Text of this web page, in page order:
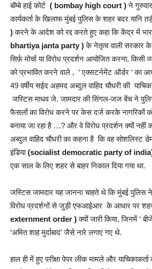
बॉम्बे हाई कोर्ट ( bombay high court )ने
कार्यकर्ता के खिलाफ मुंबई पुलिस के शहर बदर यानि
)करने के आदेश को रद्द करते हुए कहा कि केंद्र में
bhartiya janta party )के नेतृत्व वाली सरकार
सिर्फ़ मोर्चा या विरोध प्रदर्शन आयोजित करना, किसी
को प्रभावित करने वाले , ‘ एक्सटर्नमेंट ऑर्डर ‘ का
49 वर्षीय सईद अहमद अब्दुल वाहिद चौधरी की
जस्टिस माधव जे. जामदार की सिंगल-जज बेंच ने
फैसलों का विरोध करने पर केस दर्ज करके नागरिकों
बनाया जा रहा है …? और वे विरोध प्रदर्शन क्यों
अब्दुल वाहिद चौधरी का कहना है कि वह सोशलिस्ट
इंडिया(socialist democratic party of
एक साल के लिए शहर से बाहर निकाल दिया गया था.
जस्टिस जामदार यह जानना चाहते थे कि मुंबई पुलिस ने
विरोध प्रदर्शनों से जुड़ी एफआईआर के आधार पर
externment order )क्यों जारी किया, जिनमें ‘
‘अमित शाह मुर्दाबाद’ जैसे नारे लगाए गए थे.
हाल ही में हुए परीक्षा पेपर लीक मामले और